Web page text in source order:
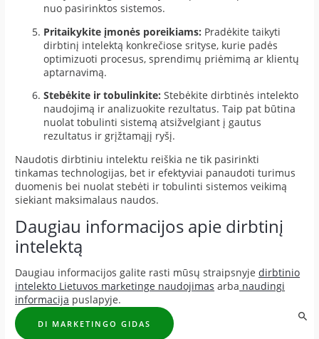
nuo pasirinktos sistemos.
Pritaikykite įmonės poreikiams: Pradėkite taikyti
dirbtinį intelektą konkrečiose srityse, kurie padės
optimizuoti procesus, sprendimų priėmimą ar klientų
aptarnavimą.
Stebėkite ir tobulinkite: Stebėkite dirbtinės intelekto
naudojimą ir analizuokite rezultatus. Taip pat būtina
nuolat tobulinti sistemą atsižvelgiant į gautus
rezultatus ir grįžtamąjį ryšį.
Naudotis dirbtiniu intelektu reiškia ne tik pasirinkti
tinkamas technologijas, bet ir efektyviai panaudoti turimus
duomenis bei nuolat stebėti ir tobulinti sistemos veikimą
siekiant maksimalaus naudos.
Daugiau informacijos apie dirbtinį
intelektą
Daugiau informacijos galite rasti mūsų straipsnyjedirbtinio
intelekto Lietuvos marketinge naudojimas arba naudingi
informacija puslapyje.
DI MARKETINGO GIDAS